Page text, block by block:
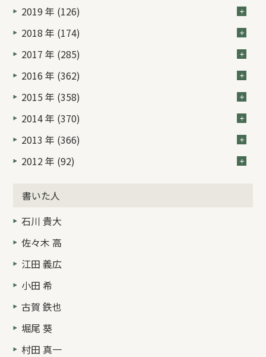
2019 年 (126)
2018 年 (174)
2017 年 (285)
2016 年 (362)
2015 年 (358)
2014 年 (370)
2013 年 (366)
2012 年 (92)
書いた人
石川 貴大
佐々木 高
江田 義広
小田 希
古賀 鉄也
堀尾 葵
村田 真一